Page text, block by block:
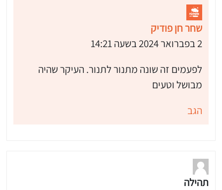
שחר חן פודיק
2 בפברואר 2024 בשעה 14:21
לפעמים זה שונה מתנור לתנור. העיקר שהיה
מבושל וטעים
הגב
תהילה